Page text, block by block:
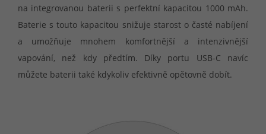
na integrovanou baterii s perfektní kapacitou 1000 mAh.
Baterie s touto kapacitou snižuje starost o časté nabíjení
a umožňuje mnohem komfortnější a intenzivnější
vapování, než kdy předtím. Díky portu USB-C navíc
můžete baterii také kdykoliv efektivně opětovně dobít.